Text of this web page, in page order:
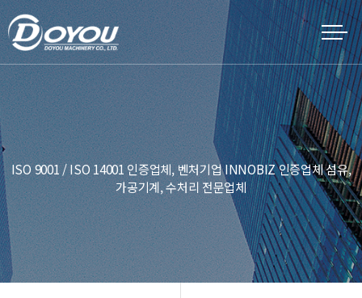
ISO 9001 / ISO 14001 인증업체, 벤처기업 INNOBIZ 인증업체 섬유,
가공기계, 수처리 전문업체